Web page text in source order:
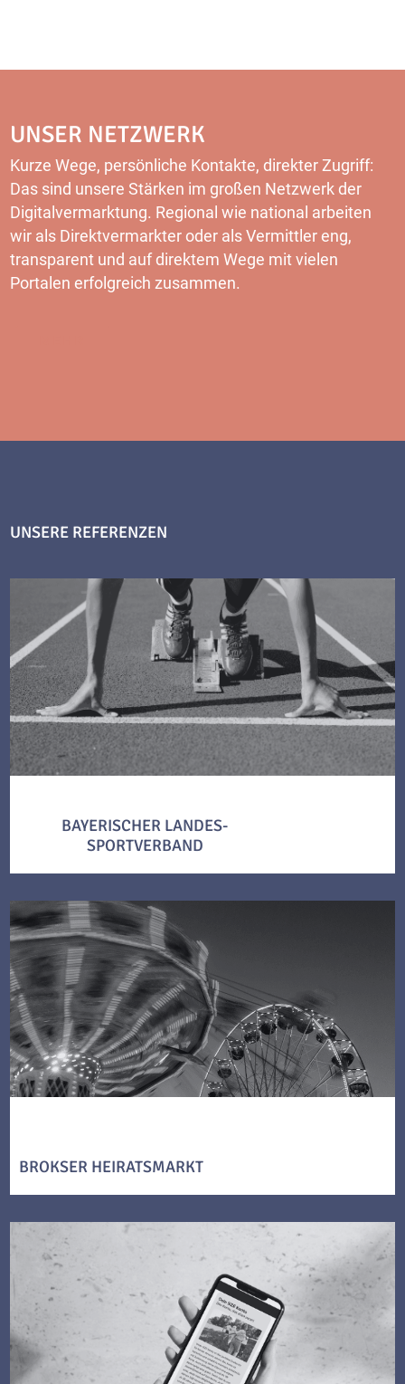
UNSER NETZWERK
Kurze Wege, persönliche Kontakte, direkter Zugriff:
Das sind unsere Stärken im großen Netzwerk der
Digitalvermarktung. Regional wie national arbeiten
wir als Direktvermarkter oder als Vermittler eng,
transparent und auf direktem Wege mit vielen
Portalen erfolgreich zusammen.
UNSERE REFERENZEN
BAYERISCHER LANDES-
SPORTVERBAND
BROKSER HEIRATSMARKT